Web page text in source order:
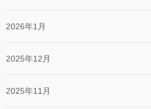
2026年1月
2025年12月
2025年11月